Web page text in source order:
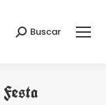
Buscar:
Buscar
Festa